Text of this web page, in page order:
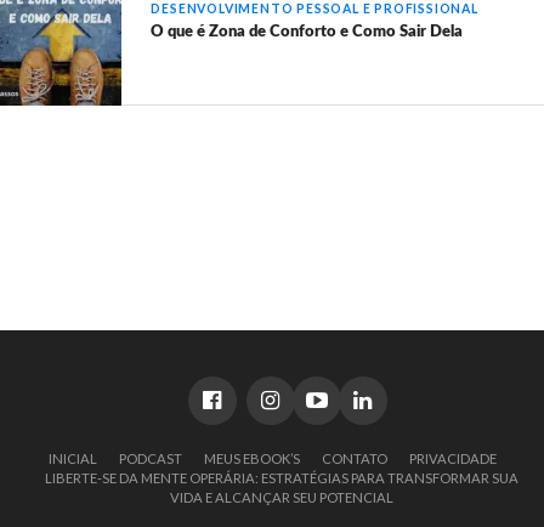
DESENVOLVIMENTO PESSOAL E PROFISSIONAL
O que é Zona de Conforto e Como Sair Dela
INICIAL PODCAST MEUS EBOOK’S CONTATO
PRIVACIDADE
LIBERTE-SE DA MENTE OPERÁRIA: ESTRATÉGIAS PARA TRANSFORMAR SUA
VIDA E ALCANÇAR SEU POTENCIAL